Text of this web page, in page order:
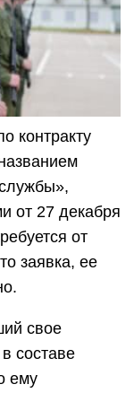
контракту
от 27 декабря
от
заявка, ее
свое
составе
ему